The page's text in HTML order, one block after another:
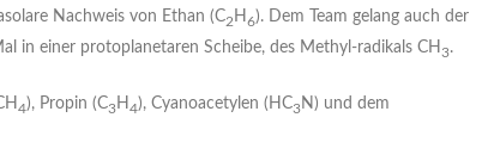
Nachweis von Ethan (C2 H 6). Dem Team gelang auch der
in einer protoplanetaren Scheibe, des Methyl-radikals CH 3.
4), Propin (C3H 4), Cyanoacetylen (HC3N) und dem